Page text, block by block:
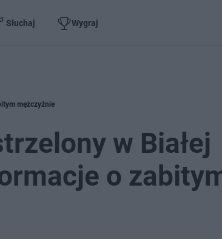
Słuchaj Wygraj
mężczyźnie
w Białej
o